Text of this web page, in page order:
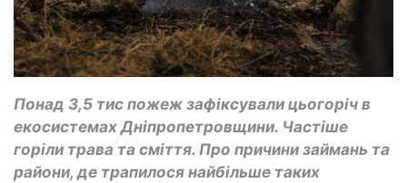
Понад 3,5 тис пожеж зафіксували цьогоріч в
екосистемах Дніпропетровщини. Частіше
горіли трава та сміття. Про причини займань та
райони, де трапилося найбільше таких